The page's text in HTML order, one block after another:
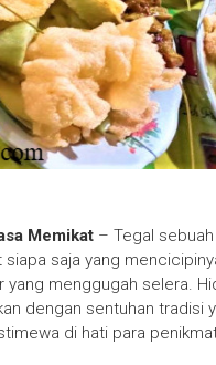
Memikat – Tegal
saja yang
yang menggugah selera.
dengan sentuhan tradisi
di hati para